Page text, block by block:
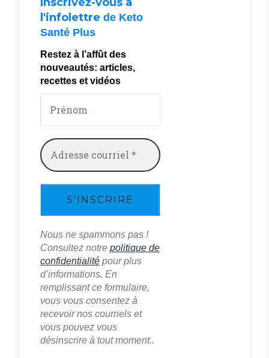
l'infolettre de Keto
Santé Plus
Restez à l’affût des
nouveautés: articles,
recettes et vidéos
Nous ne spammons pas !
Consultez notre politique de
confidentialité pour plus
d’informations. En
remplissant ce formulaire,
vous vous consentez à
recevoir nos courriels et
vous pouvez vous
désinscrire à tout moment..